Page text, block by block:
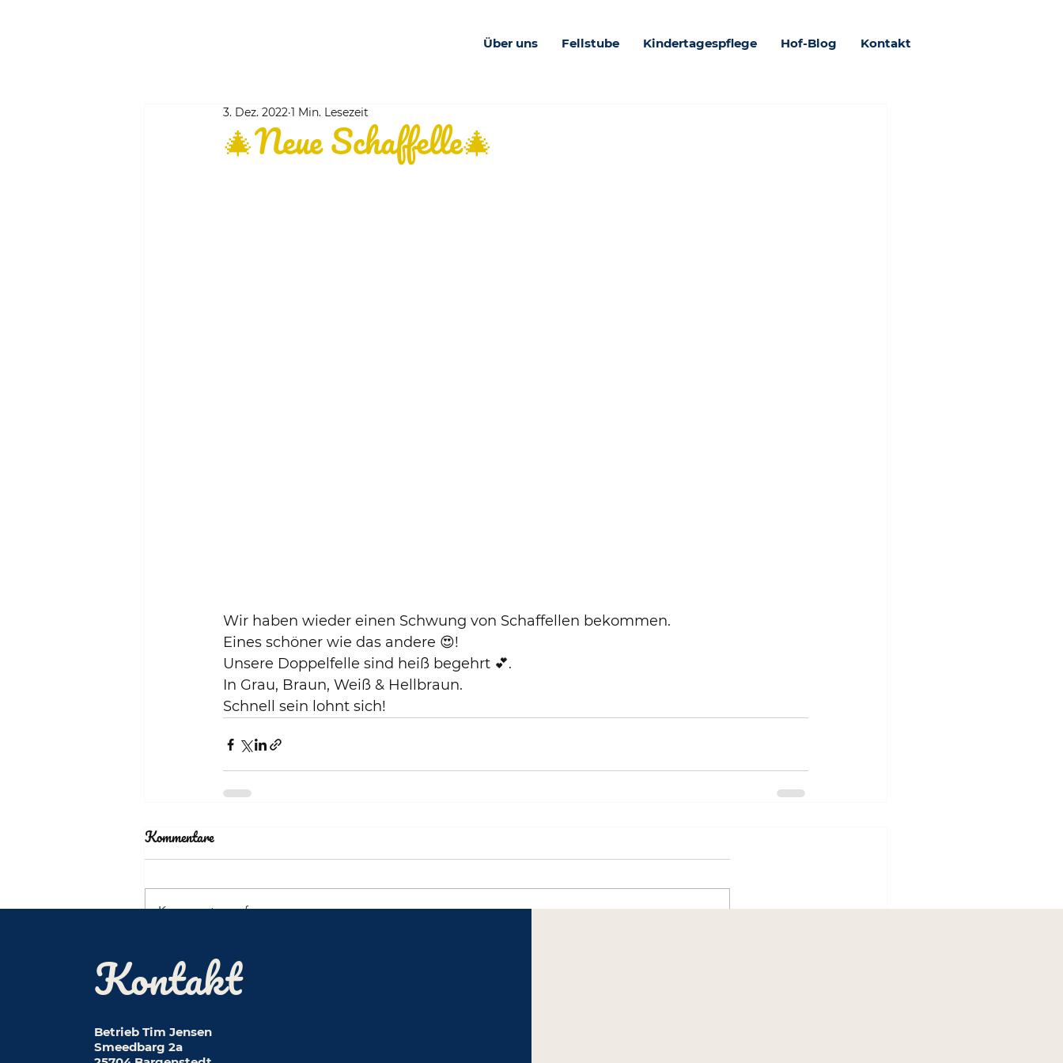
Über uns Fellstube Kindertagespflege Hof-Blog Kontakt
🎄Neue Schaffelle🎄
3. Dez. 2022 1 Min. Lesezeit
Wir haben wieder einen Schwung von Schaffellen bekommen.
Eines schöner wie das andere 😍!
Unsere Doppelfelle sind heiß begehrt 💕.
In Grau, Braun, Weiß & Hellbraun.
Schnell sein lohnt sich!
Kommentare
Kommentar verfassen...
Kontakt
Betrieb Tim Jensen
Smeedbarg 2a